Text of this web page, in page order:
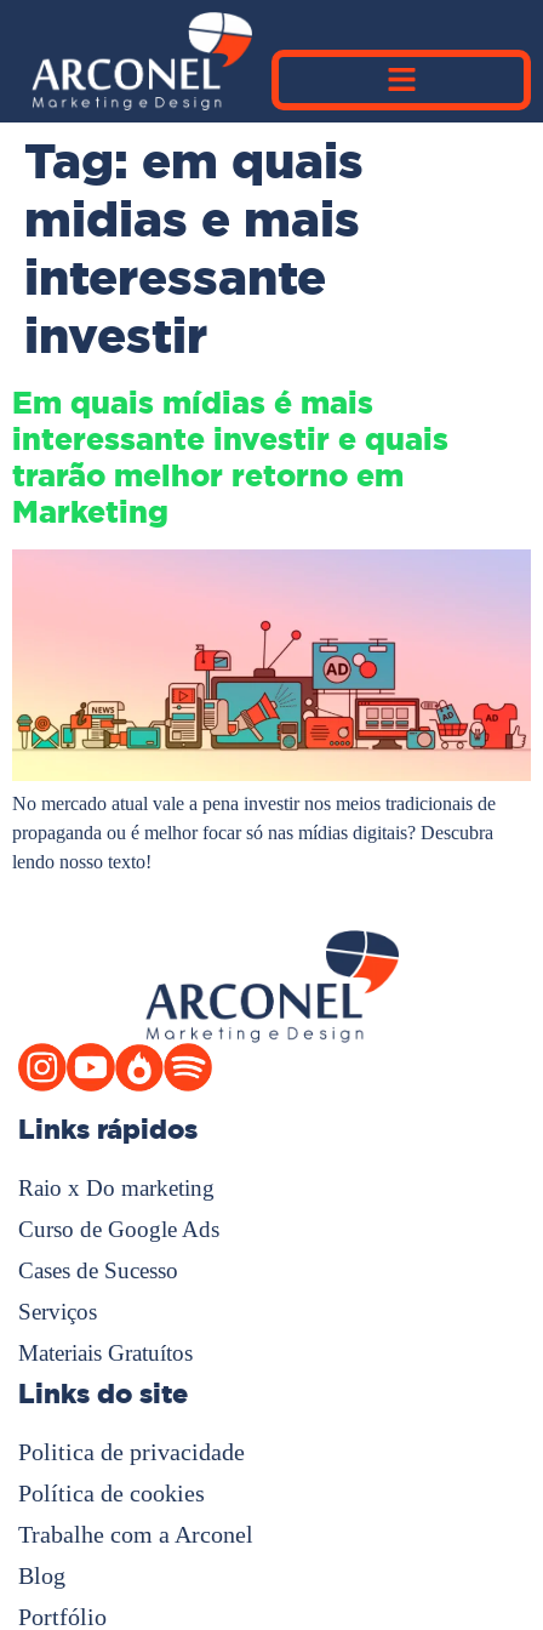
Tag: em quais
midias e mais
interessante
investir
Em quais mídias é mais
interessante investir e quais
trarão melhor retorno em
Marketing
No mercado atual vale a pena investir nos meios tradicionais de
propaganda ou é melhor focar só nas mídias digitais? Descubra
lendo nosso texto!
Links rápidos
Raio x Do marketing
Curso de Google Ads
Cases de Sucesso
Serviços
Materiais Gratuítos
Links do site
Politica de privacidade
Política de cookies
Trabalhe com a Arconel
Blog
Portfólio